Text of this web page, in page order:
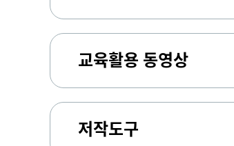
교육활용 동영상
저작도구